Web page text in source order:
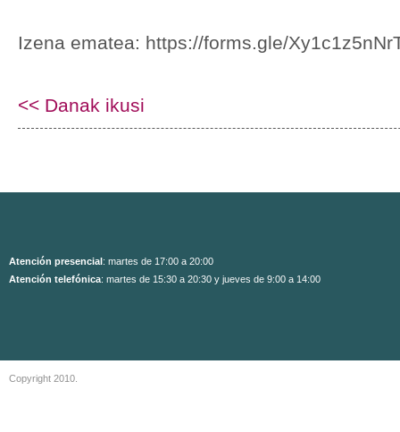
Izena ematea: https://forms.gle/
<< Danak ikusi
Atención presencial: martes de 17:00 a 20:00
Atención telefónica: martes de 15:30 a 20:30 y jueves de 9:00 a 14:00
Copyright 2010.